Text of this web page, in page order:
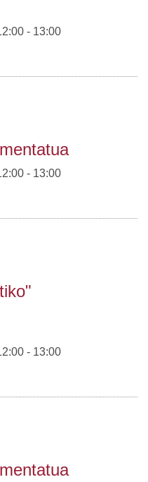
- 13:00
- 13:00
- 13:00